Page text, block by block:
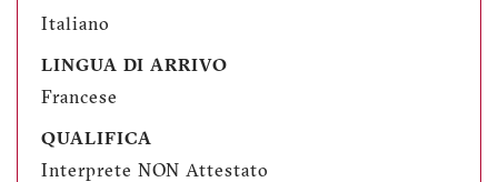
Italiano
LINGUA DI ARRIVO
Francese
QUALIFICA
Interprete NON Attestato